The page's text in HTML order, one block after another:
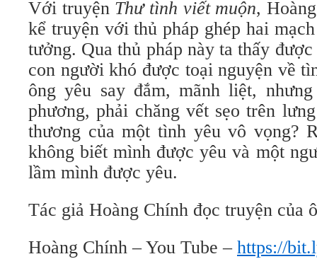
Với truyện Thư tình viết muộn,
kể truyện với thủ pháp ghép hai
tưởng. Qua thủ pháp này ta thấy
con người khó được toại nguyện về
ông yêu say đắm, mãnh liệt,
phương, phải chăng vết sẹo trên
thương của một tình yêu vô vọng?
không biết mình được yêu và một
lầm mình được yêu.
Tác giả Hoàng Chính đọc truyện của
Hoàng Chính – You Tube – https://